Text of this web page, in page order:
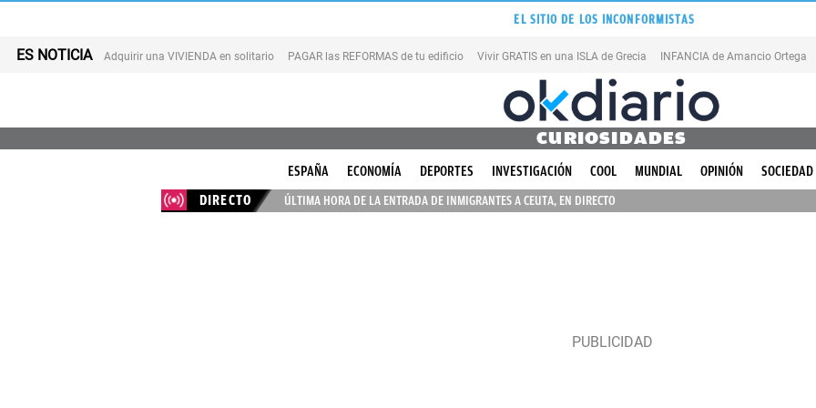
EL SITIO DE LOS INCONFORMISTAS
ES NOTICIA Adquirir una VIVIENDA en solitario PAGAR las REFORMAS de tu edificio Vivir GRATIS en una ISLA de Grecia INFANCIA de Amancio Ortega
CURIOSIDADES
ESPAÑA ECONOMÍA DEPORTES INVESTIGACIÓN COOL MUNDIAL OPINIÓN SOCIEDAD
DIRECTO
ÚLTIMA HORA DE LA ENTRADA DE INMIGRANTES A CEUTA, EN DIRECTO